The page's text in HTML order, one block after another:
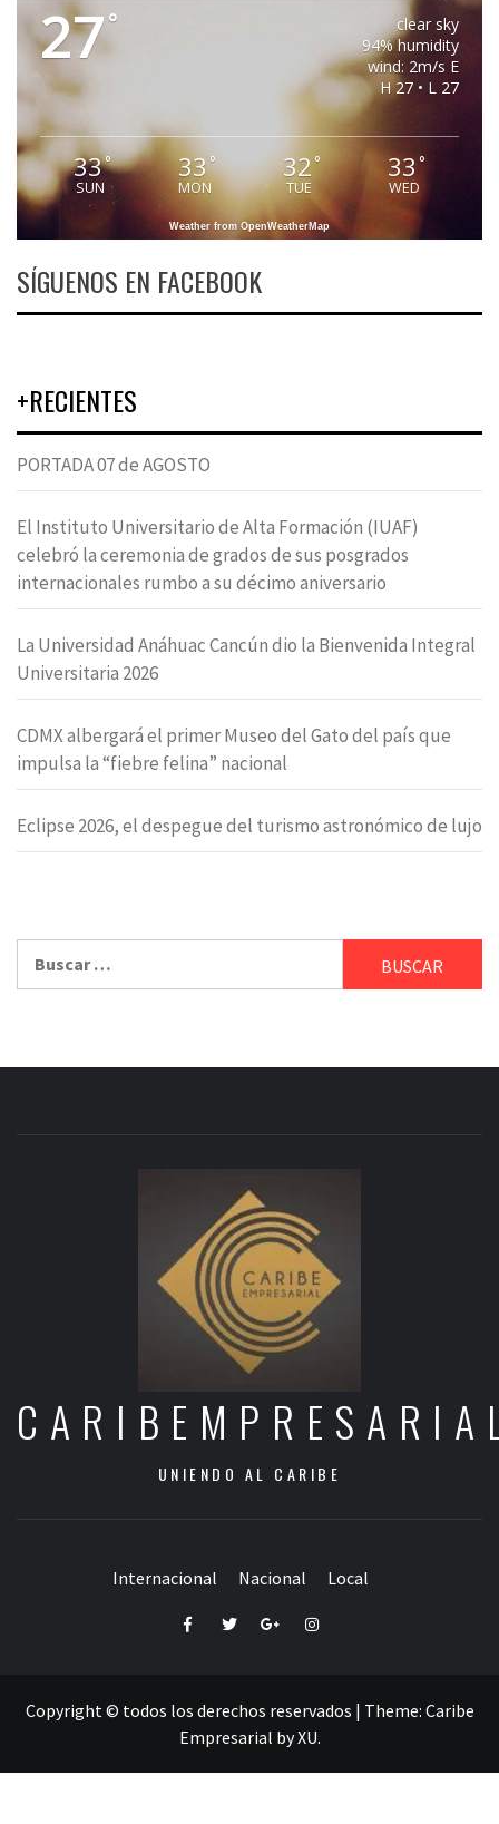
27°
clear sky
94% humidity
wind: 2m/s E
H 27 • L 27
33°
SUN
33°
MON
32°
TUE
33°
WED
Weather from OpenWeatherMap
SÍGUENOS EN FACEBOOK
+RECIENTES
PORTADA 07 de AGOSTO
El Instituto Universitario de Alta Formación (IUAF)
celebró la ceremonia de grados de sus posgrados
internacionales rumbo a su décimo aniversario
La Universidad Anáhuac Cancún dio la Bienvenida Integral
Universitaria 2026
CDMX albergará el primer Museo del Gato del país que
impulsa la “fiebre felina” nacional
Eclipse 2026, el despegue del turismo astronómico de lujo
UNIENDO AL CARIBE
Internacional Nacional Local
FacebookTwitterGoogle+Instagram
Copyright © todos los derechos reservados | Theme: Caribe
Empresarial byXU.